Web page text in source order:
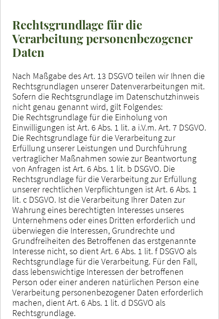
Rechtsgrundlage für die
Verarbeitung personenbezogener
Daten
Nach Maßgabe des Art. 13 DSGVO teilen wir Ihnen die
Rechtsgrundlagen unserer Datenverarbeitungen mit.
Sofern die Rechtsgrundlage im Datenschutzhinweis
nicht genau genannt wird, gilt Folgendes:
Die Rechtsgrundlage für die Einholung von
Einwilligungen ist Art. 6 Abs. 1 lit. a i.V.m. Art. 7 DSGVO.
Die Rechtsgrundlage für die Verarbeitung zur
Erfüllung unserer Leistungen und Durchführung
vertraglicher Maßnahmen sowie zur Beantwortung
von Anfragen ist Art. 6 Abs. 1 lit. b DSGVO. Die
Rechtsgrundlage für die Verarbeitung zur Erfüllung
unserer rechtlichen Verpflichtungen ist Art. 6 Abs. 1
lit. c DSGVO. Ist die Verarbeitung Ihrer Daten zur
Wahrung eines berechtigten Interesses unseres
Unternehmens oder eines Dritten erforderlich und
überwiegen die Interessen, Grundrechte und
Grundfreiheiten des Betroffenen das erstgenannte
Interesse nicht, so dient Art. 6 Abs. 1 lit. f DSGVO als
Rechtsgrundlage für die Verarbeitung. Für den Fall,
dass lebenswichtige Interessen der betroffenen
Person oder einer anderen natürlichen Person eine
Verarbeitung personenbezogener Daten erforderlich
machen, dient Art. 6 Abs. 1 lit. d DSGVO als
Rechtsgrundlage.